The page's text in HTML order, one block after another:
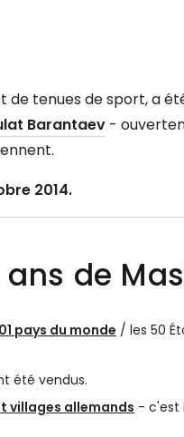
tenues de sport, a
Barantaev -
2014.
de
pays du monde / les 50
été vendus.
villages allemands - c'est